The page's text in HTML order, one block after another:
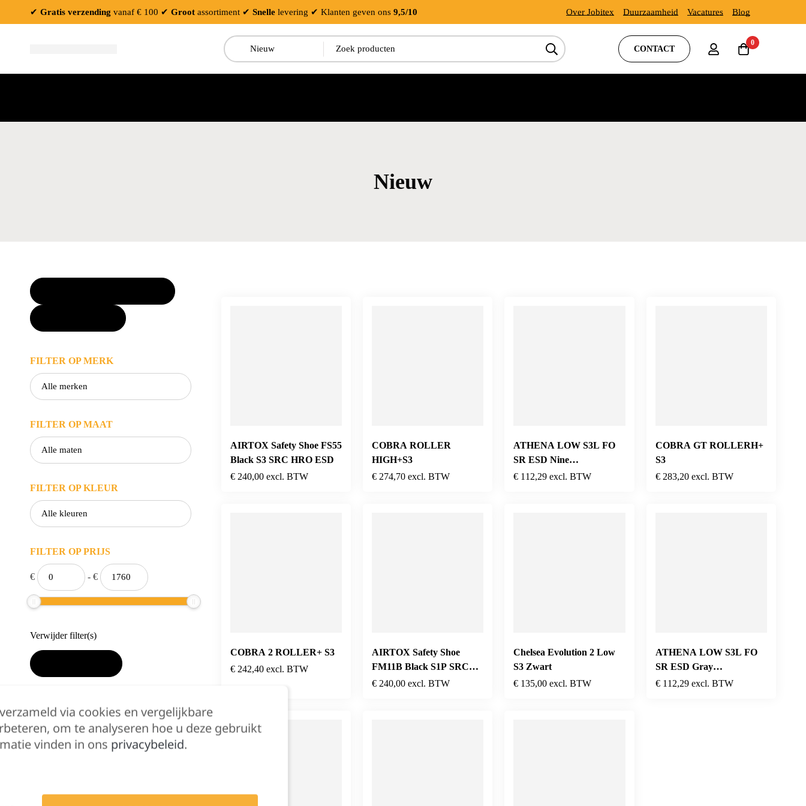
✔ Gratis verzending vanaf € 100 ✔ Groot assortiment ✔ Snelle levering ✔ Klanten geven ons 9,5/10 Over Jobitex Duurzaamheid Vacatures Blog
CONTACT
0
Nieuw
FILTER OP MERK
FILTER OP MAAT
FILTER OP KLEUR
FILTER OP PRIJS
€ - €
Verwijder filter(s)
Gratis verzending
vanaf € 100
AIRTOX Safety Shoe FS55
Black S3 SRC HRO ESD
€240,00 excl. BTW
COBRA ROLLER
HIGH+S3
€274,70 excl. BTW
ATHENA LOW S3L FO
SR ESD Nine
Iron/Raspberry
€ 112,29 excl. BTW
COBRA GT ROLLERH+
S3
€283,20 excl. BTW
COBRA 2 ROLLER+ S3
€242,40 excl. BTW
AIRTOX Safety Shoe
FM11B Black S1P SRC
HRO ESD
€240,00 excl. BTW
Chelsea Evolution 2 Low
S3 Zwart
€ 135,00 excl. BTW
ATHENA LOW S3L FO
SR ESD Gray
Violet/Raspberry
€112,29 excl. BTW
via cookies en vergelijkbare
om te analyseren hoe u deze gebruikt
vinden in ons privacybeleid.